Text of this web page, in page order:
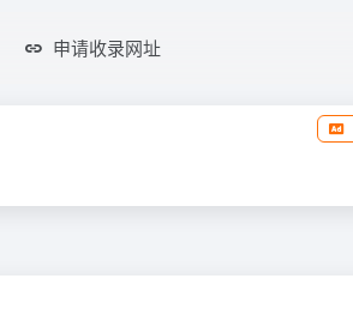
申请收录网址